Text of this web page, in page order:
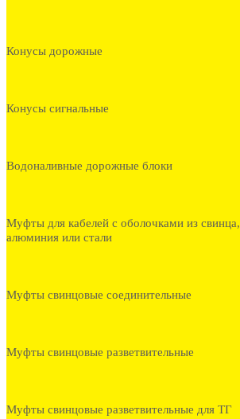
Конусы дорожные
Конусы сигнальные
Водоналивные дорожные блоки
Муфты для кабелей с оболочками из свинца,
алюминия или стали
Муфты свинцовые соединительные
Муфты свинцовые разветвительные
Муфты свинцовые разветвительные для ТГ